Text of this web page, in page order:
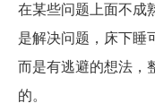
在某些问题上面不成
是解决问题，床下睡
而是有逃避的想法，
的。